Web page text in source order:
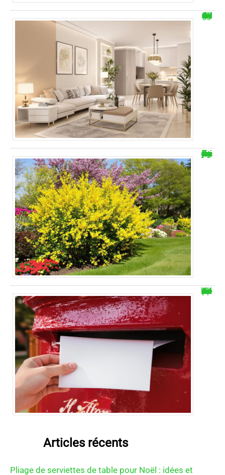
30m2 : aménager un salon salle à manger de 25m2
Arbuste fleur jaune floraison printemps : égayez votre jardin
Combien de timbre pour une enveloppe A4 ?
Articles récents
Pliage de serviettes de table pour Noël : idées et